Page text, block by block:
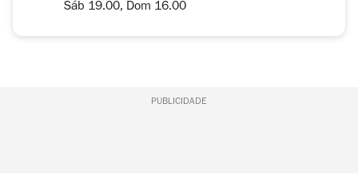
Sáb 19.00, Dom 16.00
PUBLICIDADE